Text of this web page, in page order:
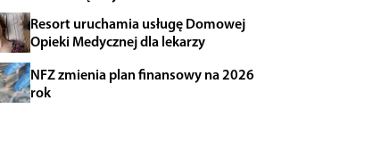
Resort uruchamia usługę Domowej
Opieki Medycznej dla lekarzy
NFZ zmienia plan finansowy na 2026
rok